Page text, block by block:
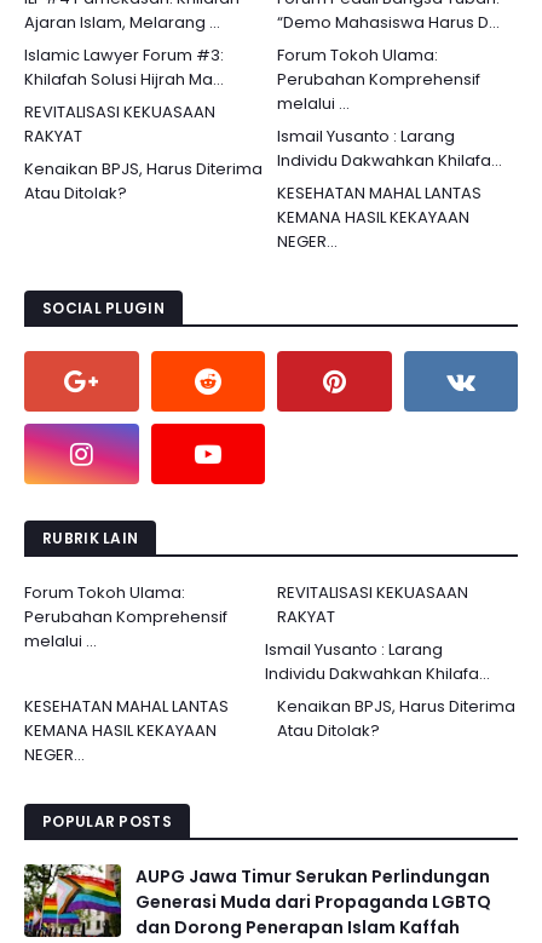
Ajaran Islam, Melarang ...
“Demo Mahasiswa Harus D...
Islamic Lawyer Forum #3:
Khilafah Solusi Hijrah Ma...
Forum Tokoh Ulama:
Perubahan Komprehensif
melalui ...
REVITALISASI KEKUASAAN
RAKYAT
Ismail Yusanto : Larang
Individu Dakwahkan Khilafa...
Kenaikan BPJS, Harus Diterima
Atau Ditolak?
KESEHATAN MAHAL LANTAS
KEMANA HASIL KEKAYAAN
NEGER...
SOCIAL PLUGIN
RUBRIK LAIN
Forum Tokoh Ulama:
Perubahan Komprehensif
melalui ...
REVITALISASI KEKUASAAN
RAKYAT
Ismail Yusanto : Larang
Individu Dakwahkan Khilafa...
Kenaikan BPJS, Harus Diterima
Atau Ditolak?
KESEHATAN MAHAL LANTAS
KEMANA HASIL KEKAYAAN
NEGER...
POPULAR POSTS
AUPG Jawa Timur Serukan Perlindungan
Generasi Muda dari Propaganda LGBTQ
dan Dorong Penerapan Islam Kaffah